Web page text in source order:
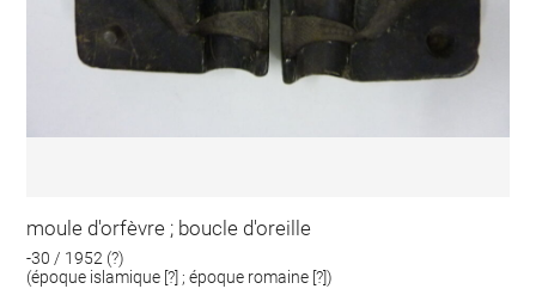
moule d'orfèvre ; boucle d'oreille
-30 / 1952 (?)
(époque islamique [?] ; époque romaine [?])